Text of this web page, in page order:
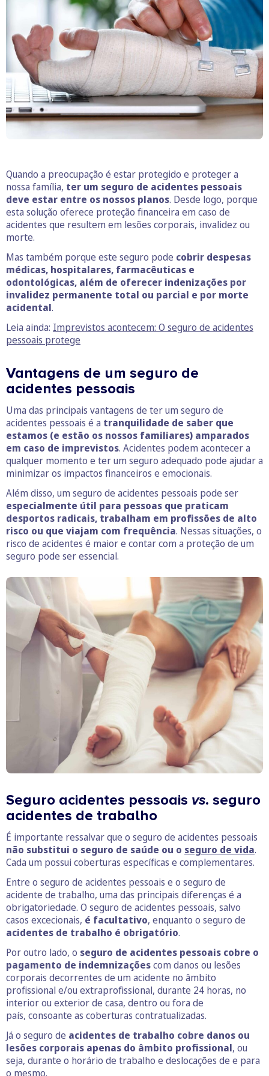
Quando a preocupação é estar protegido e proteger a
nossa família, ter um seguro de acidentes pessoais
deve estar entre os nossos planos. Desde logo, porque
esta solução oferece proteção financeira em caso de
acidentes que resultem em lesões corporais, invalidez ou
morte.
Mas também porque este seguro pode cobrir despesas
médicas, hospitalares, farmacêuticas e
odontológicas, além de oferecer indenizações por
invalidez permanente total ou parcial e por morte
acidental.
Leia ainda: Imprevistos acontecem: O seguro de acidentes
pessoais protege
Vantagens de um seguro de
acidentes pessoais
Uma das principais vantagens de ter um seguro de
acidentes pessoais é a tranquilidade de saber que
estamos (e estão os nossos familiares) amparados
em caso de imprevistos. Acidentes podem acontecer a
qualquer momento e ter um seguro adequado pode ajudar a
minimizar os impactos financeiros e emocionais.
Além disso, um seguro de acidentes pessoais pode ser
especialmente útil para pessoas que praticam
desportos radicais, trabalham em profissões de alto
risco ou que viajam com frequência. Nessas situações, o
risco de acidentes é maior e contar com a proteção de um
seguro pode ser essencial.
Seguro acidentes pessoais vs. seguro
acidentes de trabalho
É importante ressalvar que o seguro de acidentes pessoais
não substitui o seguro de saúde ou o seguro de vida.
Cada um possui coberturas específicas e complementares.
Entre o seguro de acidentes pessoais e o seguro de
acidente de trabalho, uma das principais diferenças é a
obrigatoriedade. O seguro de acidentes pessoais, salvo
casos excecionais, é facultativo, enquanto o seguro de
acidentes de trabalho é obrigatório.
Por outro lado, o seguro de acidentes pessoais cobre o
pagamento de indemnizaçõescom danos ou lesões
corporais decorrentes de um acidente no âmbito
profissional e/ou extraprofissional, durante 24 horas, no
interior ou exterior de casa, dentro ou fora de
país, consoante as coberturas contratualizadas.
Já o seguro de acidentes de trabalho cobre danos ou
lesões corporais apenas do âmbito profissional, ou
seja, durante o horário de trabalho e deslocações de e para
o mesmo.